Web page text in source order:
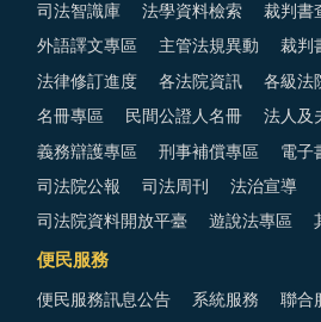
司法智識庫 法學資料檢索 裁判書
外語譯文專區 主管法規異動 裁判
法律修訂進度 各法院資訊 各級法
名冊專區 民間公證人名冊 法人及
義務辯護專區 刑事補償專區 電子
司法院公報 司法周刊 法治宣導
司法院資料開放平臺 遊說法專區
便民服務
便民服務訊息公告 系統服務 聯合